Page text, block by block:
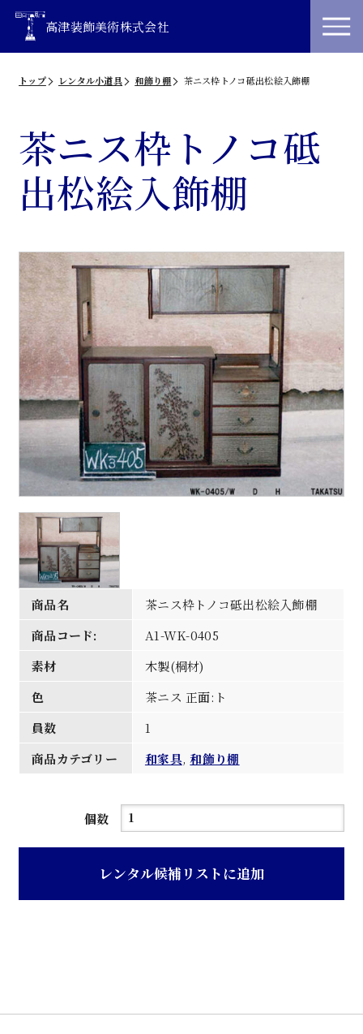
高津装飾美術株式会社
トップ レンタル小道具 和飾り棚 茶ニス枠トノコ砥出松絵入飾棚
茶ニス枠トノコ砥
出松絵入飾棚
商品名
茶ニス枠トノコ砥出松絵入飾棚
商品コード:
A1-WK-0405
素材
木製(桐材)
色
茶ニス 正面:ト
員数
1
商品カテゴリー
和家具,和飾り棚
個数
茶
枠
レンタル候補リストに追加